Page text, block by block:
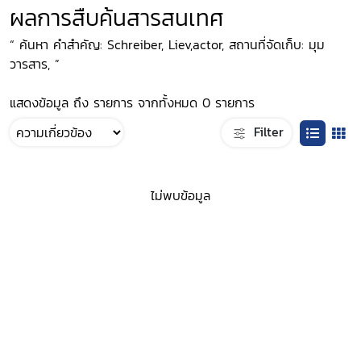
ผลการสืบค้นสารสนเทศ
“ ค้นหา คำสำคัญ: Schreiber, Liev,actor, สถานที่จัดเก็บ: มุม
วารสาร, ”
แสดงข้อมูล ถึง รายการ จากทั้งหมด 0 รายการ
Filter
ไม่พบข้อมูล